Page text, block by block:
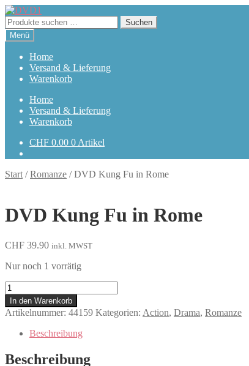
Zur
Navigation
springen
Zum
Inhalt
springen
Suchen
nach:
Suchen
Menü
Home
Versand & Lieferung
Warenkorb
Home
Versand & Lieferung
Warenkorb
CHF 0.00 0 Artikel
Start /Romanze /DVD Kung Fu in Rome
DVD Kung Fu in Rome
CHF 39.90 inkl. MWST
Nur noch 1 vorrätig
Kung
Fu
in
Rome
Menge
In den Warenkorb
Artikelnummer: 44159 Kategorien: Action, Drama, Romanze
Beschreibung
Beschreibung